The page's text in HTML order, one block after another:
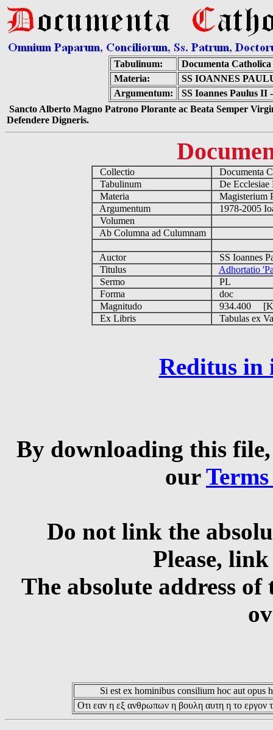
Tabulinum:
Documenta
Materia:
SS IOANNES
Argumentum:
SS Ioannes Paulus II
Sancto Alberto Magno Patrono Plorante ac Beata Semper
Defendere Digneris.
Collectio
Documenta
Tabulinum
De
Materia
Magisterium
Argumentum
1978-2005
Volumen
Ab Columna ad Culumnam
Auctor
SS Ioannes
Titulus
Adhortatio
Sermo
PL
Forma
doc
Magnitudo
934.400
Ex Libris
Tabulas ex
Reditus in
By downloading this
our
Do not link the
Please,
The absolute address
Si est ex hominibus consilium hoc aut opus
Οτι εαν η εξ ανθρωπων η βουλη αυτη η το εργον